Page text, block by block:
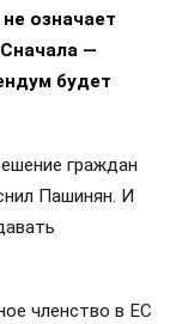
означает
—
будет
граждан
Пашинян. И
членство в ЕС